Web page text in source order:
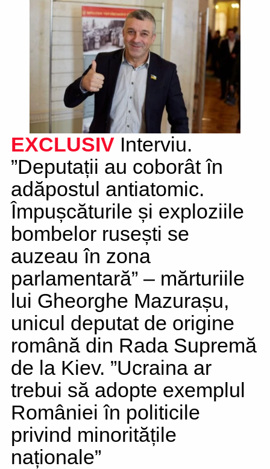
EXCLUSIV Interviu.
”Deputații au coborât în
adăpostul antiatomic.
Împușcăturile și exploziile
bombelor rusești se
auzeau în zona
parlamentară” – mărturiile
lui Gheorghe Mazurașu,
unicul deputat de origine
română din Rada Supremă
de la Kiev. ”Ucraina ar
trebui să adopte exemplul
României în politicile
privind minoritățile
naționale”